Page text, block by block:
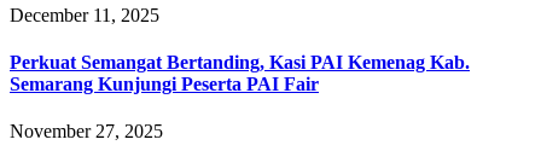
December 11, 2025
Perkuat Semangat Bertanding, Kasi PAI Kemenag Kab.
Semarang Kunjungi Peserta PAI Fair
November 27, 2025